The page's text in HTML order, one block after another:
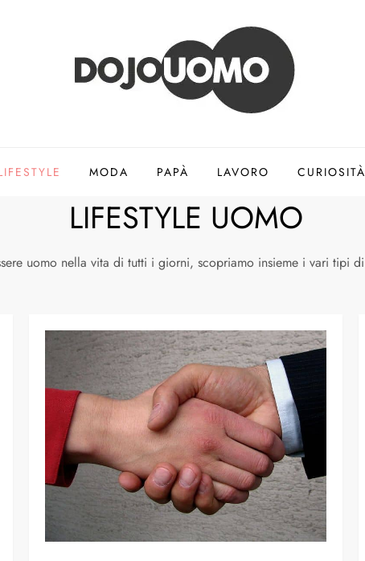
MODA PAPÀ LAVORO CURIOSITÀ
LIFESTYLE UOMO
uomo nella vita di tutti i giorni, scopriamo insieme i vari tipi di